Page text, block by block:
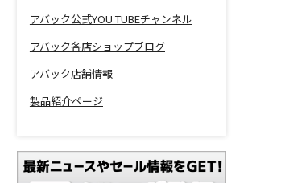
アバック公式YOU TUBEチャンネル
アバック各店ショップブログ
アバック店舗情報
製品紹介ページ